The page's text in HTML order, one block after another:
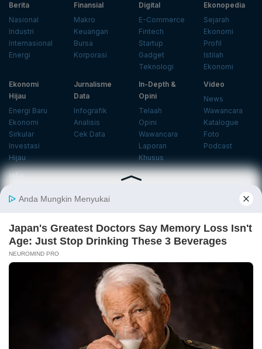
Berita
Nasional
Industri
Internasional
Energi
Finansial
Makro
Keuangan
Bursa
Korporasi
Digital
E-Commerce
Fintech
Startup
Gadget
Teknologi
Ekonopedia
Sejarah
Ekonomi
Profil
Istilah
Ekonomi
Ekonomi
Hijau
Energi Baru
Ekonomi
Sirkular
Investasi
Hijau
Jurnalisme
Data
Infografik
Analisis
Cek Data
In-Depth &
Opini
Telaah
Opini
Wawancara
Laporan
Khusus
Video
News
Wawancara
Katalogue
Foto
Podcast
Info
Center
Databoks
Event
KatadataOto
Ikuti Kami